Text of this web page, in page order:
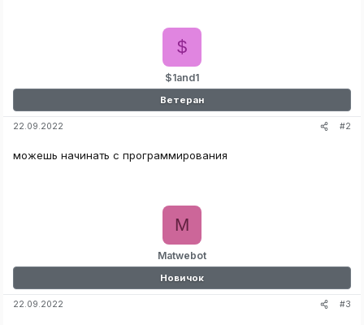
$1and1
$
Ветеран
22.09.2022 #2
можешь начинать с программирования
Matwebot
M
Новичок
22.09.2022 #3